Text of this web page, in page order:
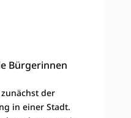
Bürgerinnen
der
in einer Stadt.